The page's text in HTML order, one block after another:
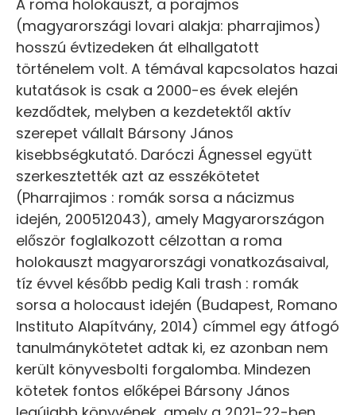
A roma holokauszt, a porajmos
(magyarországi lovari alakja: pharrajimos)
hosszú évtizedeken át elhallgatott
történelem volt. A témával kapcsolatos hazai
kutatások is csak a 2000-es évek elején
kezdődtek, melyben a kezdetektől aktív
szerepet vállalt Bársony János
kisebbségkutató. Daróczi Ágnessel együtt
szerkesztették azt az esszékötetet
(Pharrajimos : romák sorsa a nácizmus
idején, 200512043), amely Magyarországon
először foglalkozott célzottan a roma
holokauszt magyarországi vonatkozásaival,
tíz évvel később pedig Kali trash : romák
sorsa a holocaust idején (Budapest, Romano
Instituto Alapítvány, 2014) címmel egy átfogó
tanulmánykötetet adtak ki, ez azonban nem
került könyvesbolti forgalomba. Mindezen
kötetek fontos előképei Bársony János